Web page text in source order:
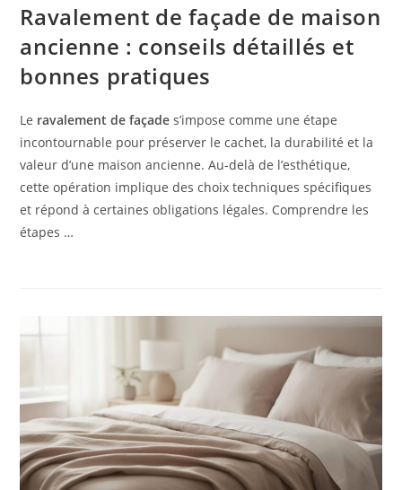
Ravalement de façade de maison
ancienne : conseils détaillés et
bonnes pratiques
Le ravalement de façade s’impose comme une étape
incontournable pour préserver le cachet, la durabilité et la
valeur d’une maison ancienne. Au-delà de l’esthétique,
cette opération implique des choix techniques spécifiques
et répond à certaines obligations légales. Comprendre les
étapes …